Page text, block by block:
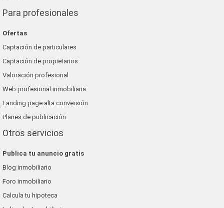
Para profesionales
Ofertas
Captación de particulares
Captación de propietarios
Valoración profesional
Web profesional inmobiliaria
Landing page alta conversión
Planes de publicación
Otros servicios
Publica tu anuncio gratis
Blog inmobiliario
Foro inmobiliario
Calcula tu hipoteca